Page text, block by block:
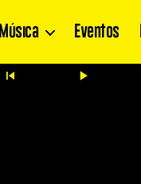
Música Eventos